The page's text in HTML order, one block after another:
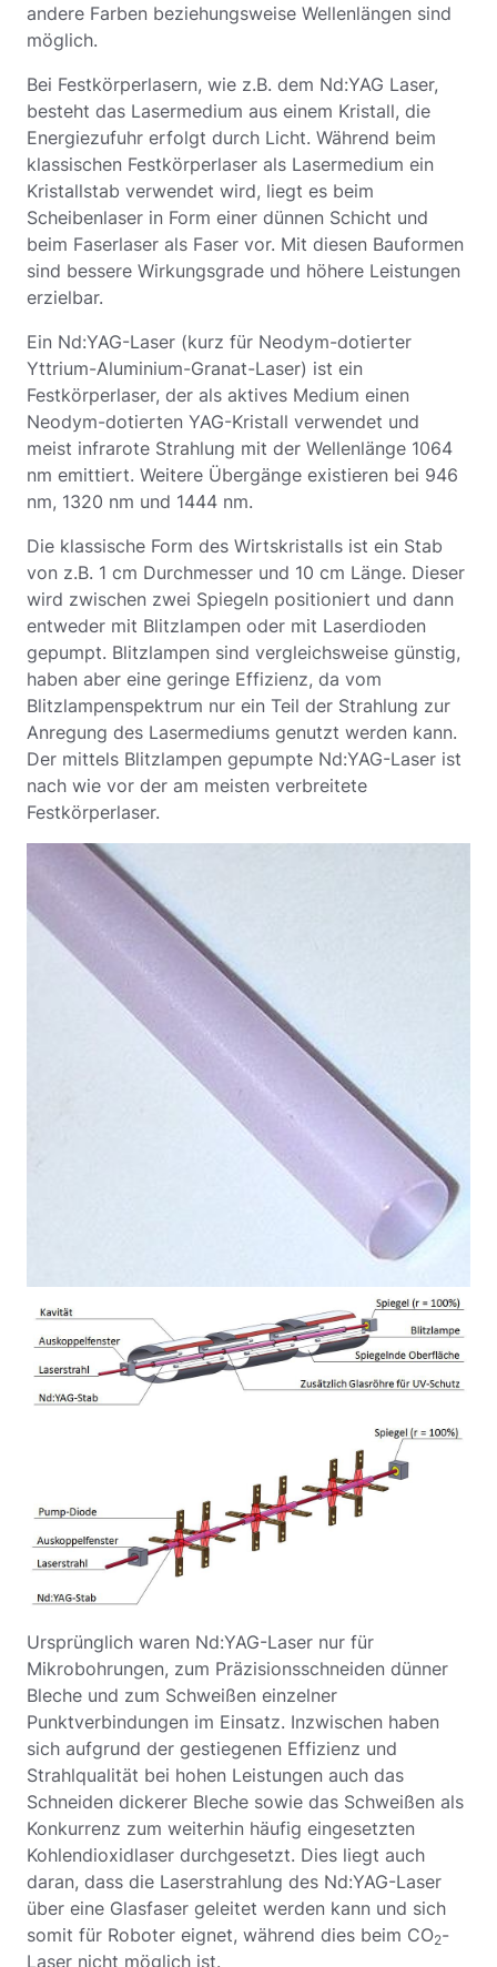
andere Farben beziehungsweise Wellenlängen sind
möglich.
Bei Festkörperlasern, wie z.B. dem Nd:YAG Laser,
besteht das Lasermedium aus einem Kristall, die
Energiezufuhr erfolgt durch Licht. Während beim
klassischen Festkörperlaser als Lasermedium ein
Kristallstab verwendet wird, liegt es beim
Scheibenlaser in Form einer dünnen Schicht und
beim Faserlaser als Faser vor. Mit diesen Bauformen
sind bessere Wirkungsgrade und höhere Leistungen
erzielbar.
Ein Nd:YAG-Laser (kurz für Neodym-dotierter
Yttrium-Aluminium-Granat-Laser) ist ein
Festkörperlaser, der als aktives Medium einen
Neodym-dotierten YAG-Kristall verwendet und
meist infrarote Strahlung mit der Wellenlänge 1064
nm emittiert. Weitere Übergänge existieren bei 946
nm, 1320 nm und 1444 nm.
Die klassische Form des Wirtskristalls ist ein Stab
von z.B. 1 cm Durchmesser und 10 cm Länge. Dieser
wird zwischen zwei Spiegeln positioniert und dann
entweder mit Blitzlampen oder mit Laserdioden
gepumpt. Blitzlampen sind vergleichsweise günstig,
haben aber eine geringe Effizienz, da vom
Blitzlampenspektrum nur ein Teil der Strahlung zur
Anregung des Lasermediums genutzt werden kann.
Der mittels Blitzlampen gepumpte Nd:YAG-Laser ist
nach wie vor der am meisten verbreitete
Festkörperlaser.
Ursprünglich waren Nd:YAG-Laser nur für
Mikrobohrungen, zum Präzisionsschneiden dünner
Bleche und zum Schweißen einzelner
Punktverbindungen im Einsatz. Inzwischen haben
sich aufgrund der gestiegenen Effizienz und
Strahlqualität bei hohen Leistungen auch das
Schneiden dickerer Bleche sowie das Schweißen als
Konkurrenz zum weiterhin häufig eingesetzten
Kohlendioxidlaser durchgesetzt. Dies liegt auch
daran, dass die Laserstrahlung des Nd:YAG-Laser
über eine Glasfaser geleitet werden kann und sich
somit für Roboter eignet, während dies beim CO2-
Laser nicht möglich ist.